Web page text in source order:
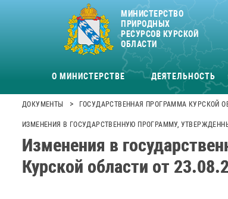
МИНИСТЕРСТВО
ПРИРОДНЫХ
РЕСУРСОВ КУРСКОЙ
ОБЛАСТИ
О МИНИСТЕРСТВЕ ДЕЯТЕЛЬНОСТЬ
ДОКУМЕНТЫ > ГОСУДАРСТВЕННАЯ ПРОГРАММА КУРСКОЙ
ИЗМЕНЕНИЯ В ГОСУДАРСТВЕННУЮ ПРОГРАММУ,
Изменения в
Курской области от